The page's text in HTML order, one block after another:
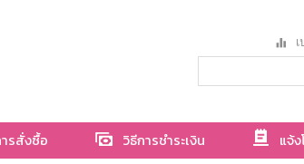
รสั่งซื้อ วิธีการชำระเงิน แจ้